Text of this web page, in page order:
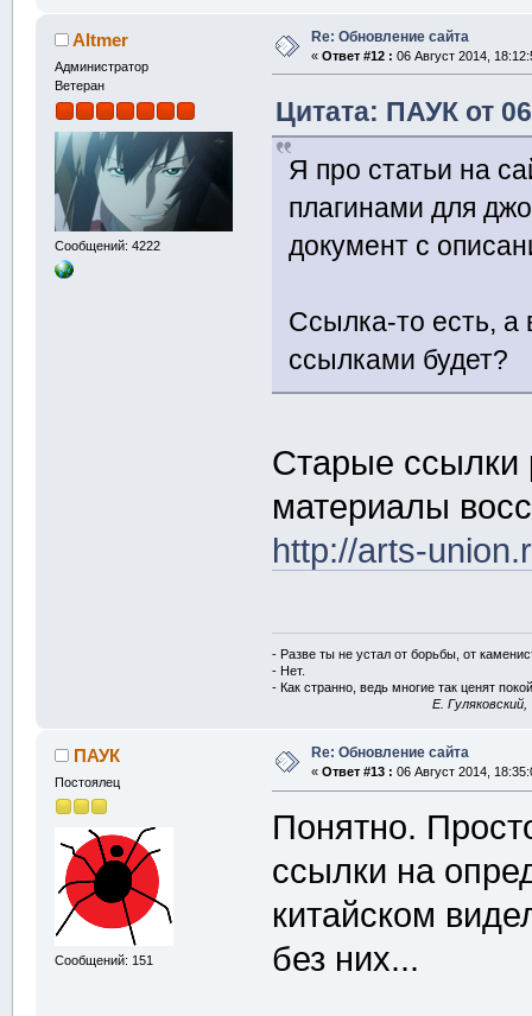
Altmer
Администратор
Ветеран
Сообщений: 4222
Re: Обновление сайта
« Ответ #12 : 06 Август 2014,
Цитата: ПАУК от
Я про статьи на
плагинами для
документ с
Ссылка-то есть, а
ссылками будет?
Старые ссылки
материалы
http://arts-
- Разве ты не устал от борьбы, от
- Нет.
- Как странно, ведь многие так ценят
E.
ПАУК
Постоялец
Сообщений: 151
Re: Обновление сайта
« Ответ #13 : 06 Август 2014,
Понятно.
ссылки на
китайском
без них...